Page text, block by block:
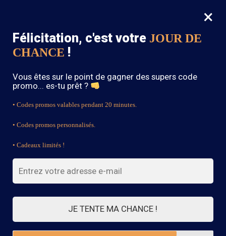
0
SOLDES : -15% sur toute la boutique avec le code « BOHEME15 »
×
Félicitation, c'est votre JOUR DE
CHANCE !
Vous êtes sur le point de gagner des supers code
promo... es-tu prêt ?
• Codes promos valables pendant 20 minutes.
• Codes promos personnalisés.
• Cadeaux limités !
JE TENTE MA CHANCE !